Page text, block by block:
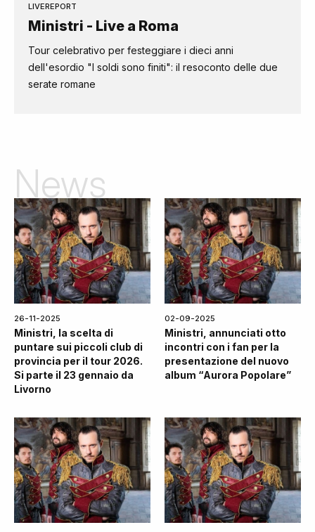
LIVEREPORT
Ministri - Live a Roma
Tour celebrativo per festeggiare i dieci anni
dell'esordio "I soldi sono finiti": il resoconto delle due
serate romane
News
26-11-2025
Ministri, la scelta di
puntare sui piccoli club di
provincia per il tour 2026.
Si parte il 23 gennaio da
Livorno
02-09-2025
Ministri, annunciati otto
incontri con i fan per la
presentazione del nuovo
album “Aurora Popolare”